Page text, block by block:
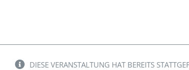
DIESE VERANSTALTUNG HAT BEREITS